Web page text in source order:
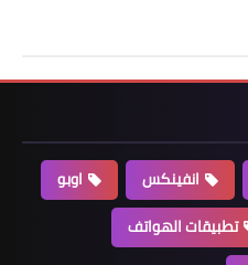
انفينكس
اوبو
تطبيقات الهواتف